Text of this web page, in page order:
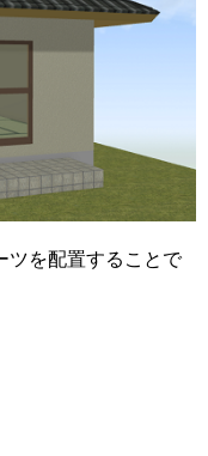
ツを配置することで